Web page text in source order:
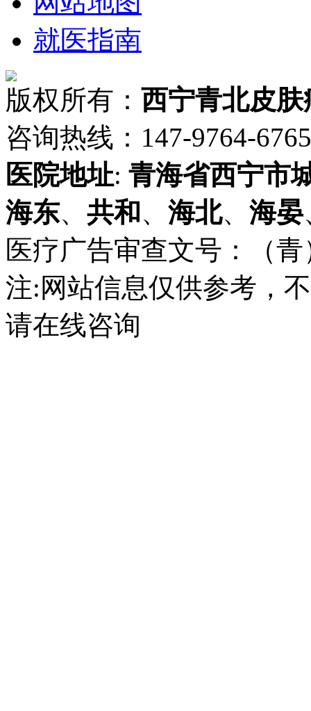
就医指南
版权所有： 西宁青北皮肤
咨询热线：147-9764-
医院地址: 青海省西宁市
海东、 共和 、 海北、 海晏
医疗广告审查文号：（
注:网站信息仅供参考，
请在线咨询